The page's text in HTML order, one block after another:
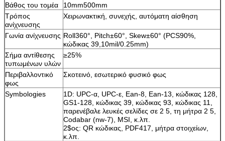
Βάθος του τομέα
10mm500mm
Τρόπος
ανίχνευσης
Χειρωνακτική, συνεχής, αυτόματη αίσθηση
Γωνία ανίχνευσης Roll360°, Pitch±60°, Skew±60° (PCS90%,
κώδικας 39,10mil/0.25mm)
Σήμα αντίθεσης
τυπωμένων υλών
≥25%
Περιβαλλοντικό
φως
Σκοτεινό, εσωτερικό φυσικό φως
Symbologies
1D: UPC-α, UPC-ε, Ean-8, Ean-13, κώδικας 128,
GS1-128, κώδικας 39, κώδικας 93, κώδικας 11,
παρενέβαλε λευκές σελίδες σε 2 5, τη μήτρα 2 5,
Codabar (nw-7), MSI, κ.λπ.
2$ος: QR κώδικας, PDF417, μήτρα στοιχείων,
κ.λπ.